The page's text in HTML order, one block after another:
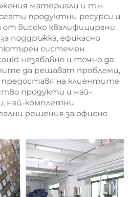
материали и т.н.
продуктни ресурси и
високо квалифицирани
поддръжка, ефикасно
системен
незабавно и точно да
да решават проблеми,
на клиентите
продукти и най-
най-комплетни
решения за офисно